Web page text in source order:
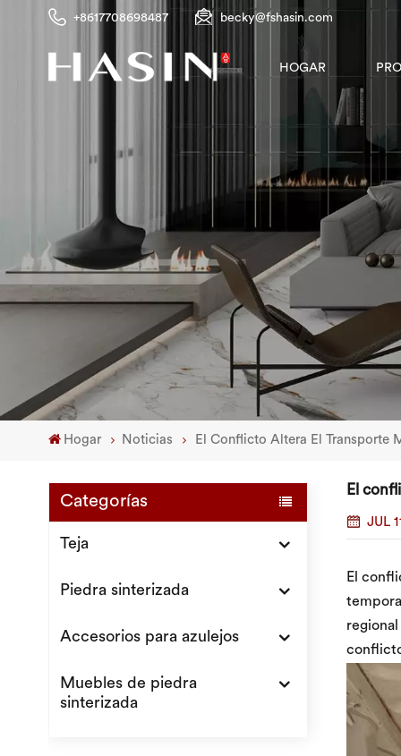
+8617708698487 becky@fshasin.com
HOGAR
Hogar Noticias El Conflicto Altera El Transporte
Categorías
Teja
Piedra sinterizada
Accesorios para azulejos
Muebles de piedra
sinterizada
El
JUL
El